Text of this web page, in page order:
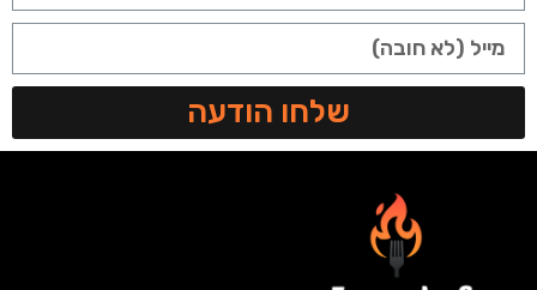
שלחו הודעה